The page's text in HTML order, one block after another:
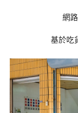
網
基於吃